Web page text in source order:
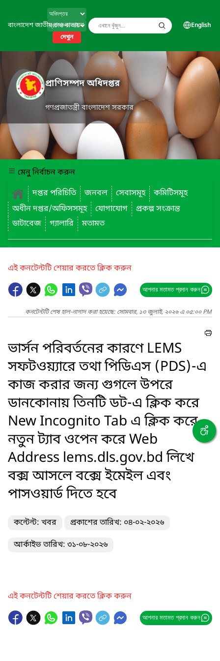
বাংলাদেশ জাতীয় তথ্য বাতায়ন
দেখুন
English
প্রাণিসম্পদ অধিদপ্তর
গণপ্রজাতন্ত্রী বাংলাদেশ সরকার
মেনু নির্বাচন করুন
দপ্তর পরিচিতি
জনবল সেবাসমূহ
কমিটিসমূহ
অধীন দপ্তর/অফিসসমূহ
যোগাযোগ
প্রকল্প সংক্রান্ত
ডাটাবেজ
গ্যালারি মতামত
এই কনটেন্টটি শেয়ার করতে ক্লিক করুন
আপনার মতামত প্রদান করুন
কনটেন্টটি শেষ হাল-নাগাদ করা হয়েছে: সোমবার, ১৩ জুলাই, ২০২৬ এ ০৫:০০ PM
ভার্সন পরিবর্তনের কারণে LEMS
সফটওয়্যারে তথা পিডিএস (PDS)-এ
কাজ করার জন্য গুগলে উপরে
ডানকোনায় তিনটি ডট-এ ক্লিক করে
New Incognito Tab এ ক্লিক করে
নতুন ট্যাব ওপেন করে Web
Address lems.dls.gov.bd লিখে
বক্স আসলে বক্সে ইমেইল এবং
পাসওয়ার্ড দিতে হবে
কন্টেন্ট: খবর প্রকাশের তারিখ: ০৪-০২-২০২৬
আর্কাইভ তারিখ: ৩১-০৮-২০২৬
এই কনটেন্টটি শেয়ার করতে ক্লিক করুন
আপনার মতামত প্রদান করুন